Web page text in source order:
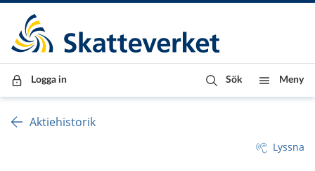
Till innehåll
Till navigationen
Till chattrobot
Logga in Sök Meny
Aktiehistorik
Lyssna